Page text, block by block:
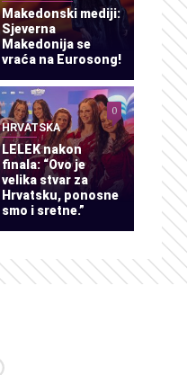
Makedonski mediji:
Sjeverna
Makedonija se
vraća na Eurosong!
HRVATSKA
LELEK nakon
finala: “Ovo je
velika stvar za
Hrvatsku, ponosne
smo i sretne.”
0